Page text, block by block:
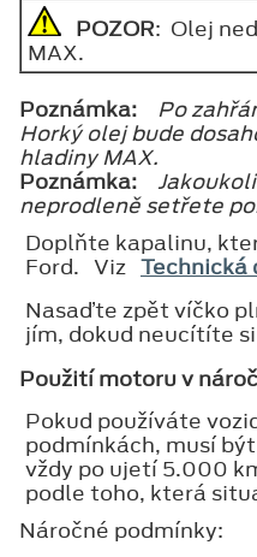
POZOR: Olej
MAX.
Poznámka:
Po
Horký olej bude
hladiny MAX.
Poznámka:
neprodleně setřete
Doplňte kapalinu,
Ford. Viz Technická
Nasaďte zpět víčko
jím, dokud neucítíte
Použití motoru v
Pokud používáte
podmínkách, musí
vždy po ujetí 5.000
podle toho, která
Náročné podmínky: